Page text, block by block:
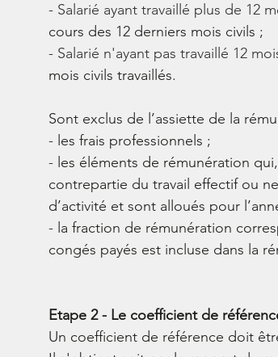
- Salarié ayant travaillé plus de 12
cours des 12 derniers mois civils ;
- Salarié n'ayant pas travaillé 12
mois civils travaillés.
Sont exclus de l’assiette de la
- les frais professionnels ;
- les éléments de rémunération
contrepartie du travail effectif ou
d’activité et sont alloués pour
- la fraction de rémunération
congés payés est incluse dans la
Etape 2 - Le coefficient de
Un coefficient de référence doit